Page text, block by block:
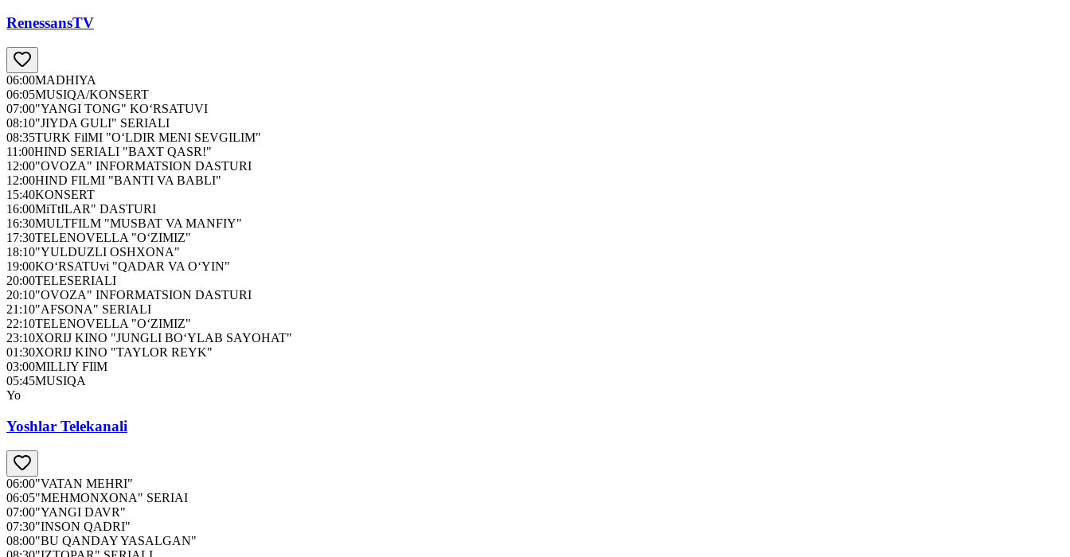
RenessansTV
06:00MADHIYA
06:05MUSIQA/KONSERT
07:00"YANGI TONG" KO‘RSATUVI
08:10"JIYDA GULI" SERIALI
08:35TURK FilMI "O‘LDIR MENI SEVGILIM"
11:00HIND SERIALI "BAXT QASR!"
12:00"OVOZA" INFORMATSION DASTURI
12:00HIND FILMI "BANTI VA BABLI"
15:40KONSERT
16:00MiTtILAR" DASTURI
16:30MULTFILM "MUSBAT VA MANFIY"
17:30TELENOVELLA "O‘ZIMIZ"
18:10"YULDUZLI OSHXONA"
19:00KO‘RSATUvi "QADAR VA O‘YIN"
20:00TELESERIALI
20:10"OVOZA" INFORMATSION DASTURI
21:10"AFSONA" SERIALI
22:10TELENOVELLA "O‘ZIMIZ"
23:10XORIJ KINO "JUNGLI BO‘YLAB SAYOHAT"
01:30XORIJ KINO "TAYLOR REYK"
03:00MILLIY FIlM
05:45MUSIQA
Yo
Yoshlar Telekanali
06:00"VATAN MEHRI"
06:05"МEHMONXONA" SERIAI
07:00"YANGI DAVR"
07:30"INSON QADRI"
08:00"BU QANDAY YASALGAN"